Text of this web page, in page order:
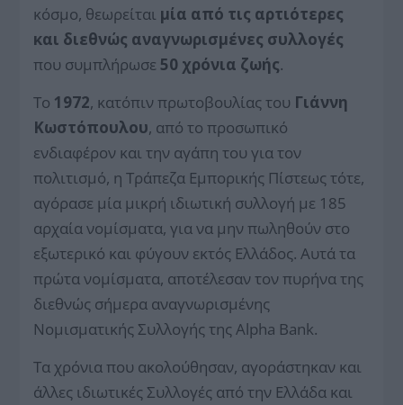
κόσμο, θεωρείται μία από τις αρτιότερες
και διεθνώς αναγνωρισμένες συλλογές
που συμπλήρωσε 50 χρόνια ζωής.
Το 1972, κατόπιν πρωτοβουλίας του Γιάννη
Κωστόπουλου, από το προσωπικό
ενδιαφέρον και την αγάπη του για τον
πολιτισμό, η Τράπεζα Εμπορικής Πίστεως τότε,
αγόρασε μία μικρή ιδιωτική συλλογή με 185
αρχαία νομίσματα, για να μην πωληθούν στο
εξωτερικό και φύγουν εκτός Ελλάδος. Αυτά τα
πρώτα νομίσματα, αποτέλεσαν τον πυρήνα της
διεθνώς σήμερα αναγνωρισμένης
Νομισματικής Συλλογής της Alpha Bank.
Τα χρόνια που ακολούθησαν, αγοράστηκαν και
άλλες ιδιωτικές Συλλογές από την Ελλάδα και